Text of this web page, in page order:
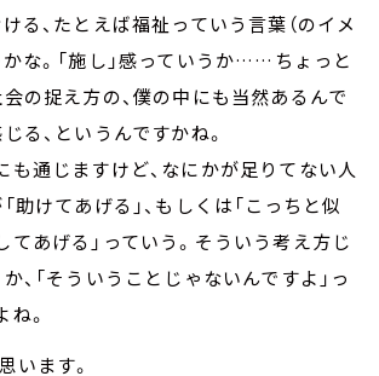
る、たとえば福祉っていう言葉（のイメ
かな。「施し」感っていうか……ちょっと
の捉え方の、僕の中にも当然あるんで
る、というんですかね。
通じますけど、なにかが足りてない人
助けてあげる」、もしくは「こっちと似
てあげる」っていう。そういう考え方じ
、「そういうことじゃないんですよ」っ
。
います。